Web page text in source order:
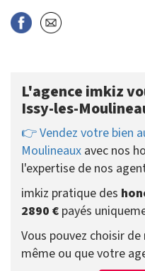
L'agence imkiz
Issy-les-
👉 Vendez votre bien
Moulineaux avec nos
l'expertise de nos
imkiz pratique des
2890 € payés
Vous pouvez choisir
même ou que votre